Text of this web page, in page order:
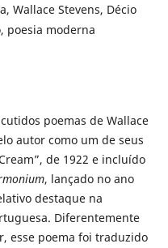
Wallace Stevens, Décio
poesia moderna
poemas de Wallace
autor como um de seus
de 1922 e incluído
, lançado no ano
destaque na
Diferentemente
esse poema foi traduzido